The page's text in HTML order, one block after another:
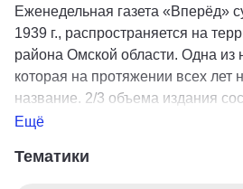
Еженедельная газета «Вперёд»
1939 г., распространяется на
района Омской области. Одна из
которая на протяжении всех лет
название. 2/3 объема издания
общественно-политической,
здравоохранения; 1/3 объема –
Ещё
Тематики